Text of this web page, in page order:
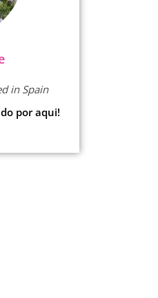
in Spain
por aqui!